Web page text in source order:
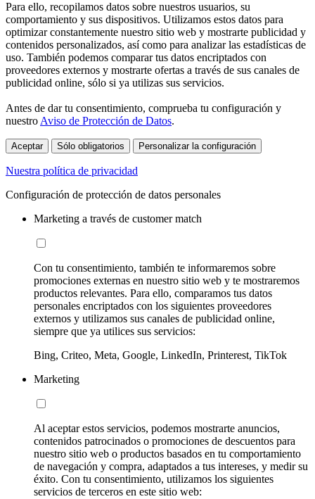
Para ello, recopilamos datos sobre nuestros usuarios, su
comportamiento y sus dispositivos. Utilizamos estos datos para
optimizar constantemente nuestro sitio web y mostrarte publicidad y
contenidos personalizados, así como para analizar las estadísticas de
uso. También podemos comparar tus datos encriptados con
proveedores externos y mostrarte ofertas a través de sus canales de
publicidad online, sólo si ya utilizas sus servicios.
Antes de dar tu consentimiento, comprueba tu configuración y
nuestro Aviso de Protección de Datos.
Aceptar Sólo obligatorios Personalizar la configuración
Nuestra política de privacidad
Configuración de protección de datos personales
Marketing a través de customer match
Con tu consentimiento, también te informaremos sobre
promociones externas en nuestro sitio web y te mostraremos
productos relevantes. Para ello, comparamos tus datos
personales encriptados con los siguientes proveedores
externos y utilizamos sus canales de publicidad online,
siempre que ya utilices sus servicios:
Bing, Criteo, Meta, Google, LinkedIn, Printerest, TikTok
Marketing
Al aceptar estos servicios, podemos mostrarte anuncios,
contenidos patrocinados o promociones de descuentos para
nuestro sitio web o productos basados en tu comportamiento
de navegación y compra, adaptados a tus intereses, y medir su
éxito. Con tu consentimiento, utilizamos los siguientes
servicios de terceros en este sitio web: